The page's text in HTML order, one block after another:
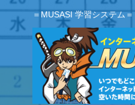
＝MUSASI 学習システム＝